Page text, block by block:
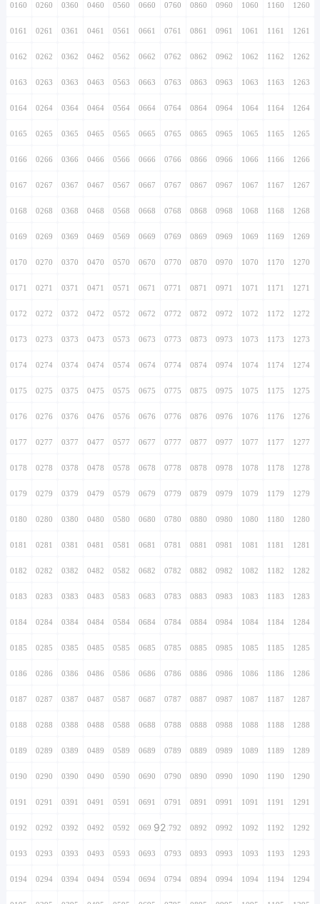
0160 0260 0360 0460 0560 0660 0760 0860 0960 1060 1160 1260
0161 0261 0361 0461 0561 0661 0761 0861 0961 1061 1161 1261
0162 0262 0362 0462 0562 0662 0762 0862 0962 1062 1162 1262
0163 0263 0363 0463 0563 0663 0763 0863 0963 1063 1163 1263
0164 0264 0364 0464 0564 0664 0764 0864 0964 1064 1164 1264
0165 0265 0365 0465 0565 0665 0765 0865 0965 1065 1165 1265
0166 0266 0366 0466 0566 0666 0766 0866 0966 1066 1166 1266
0167 0267 0367 0467 0567 0667 0767 0867 0967 1067 1167 1267
0168 0268 0368 0468 0568 0668 0768 0868 0968 1068 1168 1268
0169 0269 0369 0469 0569 0669 0769 0869 0969 1069 1169 1269
0170 0270 0370 0470 0570 0670 0770 0870 0970 1070 1170 1270
0171 0271 0371 0471 0571 0671 0771 0871 0971 1071 1171 1271
0172 0272 0372 0472 0572 0672 0772 0872 0972 1072 1172 1272
0173 0273 0373 0473 0573 0673 0773 0873 0973 1073 1173 1273
0174 0274 0374 0474 0574 0674 0774 0874 0974 1074 1174 1274
0175 0275 0375 0475 0575 0675 0775 0875 0975 1075 1175 1275
0176 0276 0376 0476 0576 0676 0776 0876 0976 1076 1176 1276
0177 0277 0377 0477 0577 0677 0777 0877 0977 1077 1177 1277
0178 0278 0378 0478 0578 0678 0778 0878 0978 1078 1178 1278
0179 0279 0379 0479 0579 0679 0779 0879 0979 1079 1179 1279
0180 0280 0380 0480 0580 0680 0780 0880 0980 1080 1180 1280
0181 0281 0381 0481 0581 0681 0781 0881 0981 1081 1181 1281
0182 0282 0382 0482 0582 0682 0782 0882 0982 1082 1182 1282
0183 0283 0383 0483 0583 0683 0783 0883 0983 1083 1183 1283
0184 0284 0384 0484 0584 0684 0784 0884 0984 1084 1184 1284
0185 0285 0385 0485 0585 0685 0785 0885 0985 1085 1185 1285
0186 0286 0386 0486 0586 0686 0786 0886 0986 1086 1186 1286
0187 0287 0387 0487 0587 0687 0787 0887 0987 1087 1187 1287
0188 0288 0388 0488 0588 0688 0788 0888 0988 1088 1188 1288
0189 0289 0389 0489 0589 0689 0789 0889 0989 1089 1189 1289
0190 0290 0390 0490 0590 0690 0790 0890 0990 1090 1190 1290
0191 0291 0391 0491 0591 0691 0791 0891 0991 1091 1191 1291
0192 0292 0392 0492 0592 0692920792 0892 0992 1092 1192 1292
0193 0293 0393 0493 0593 0693 0793 0893 0993 1093 1193 1293
0194 0294 0394 0494 0594 0694 0794 0894 0994 1094 1194 1294